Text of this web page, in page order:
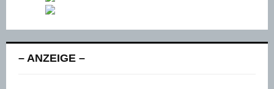
– ANZEIGE –